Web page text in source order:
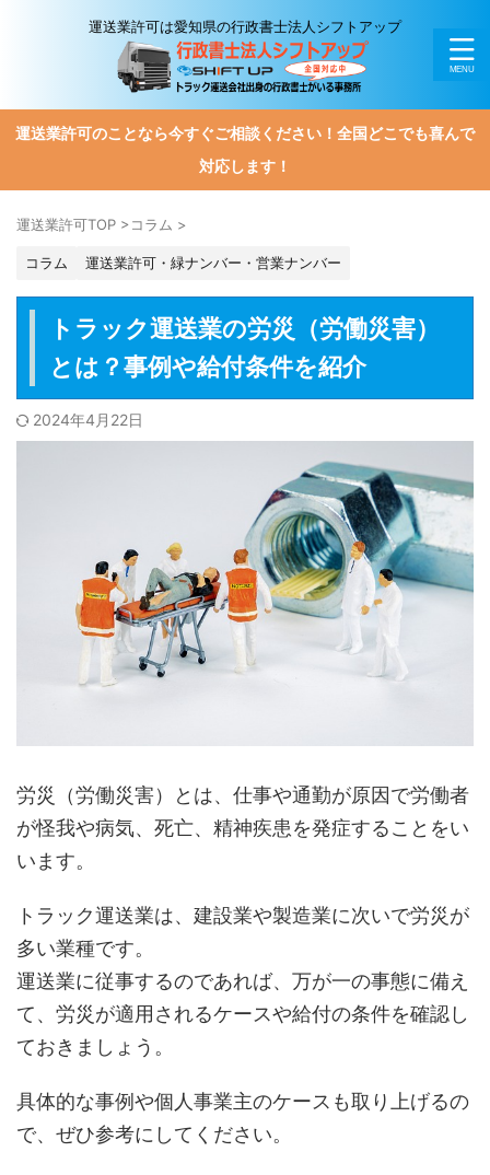
運送業許可は愛知県の行政書士法人シフトアップ
運送業許可のことなら今すぐご相談ください！全国どこでも喜んで
対応します！
運送業許可TOP >コラム >
コラム 運送業許可・緑ナンバー・営業ナンバー
トラック運送業の労災（労働災害）
とは？事例や給付条件を紹介
2024年4月22日
労災（労働災害）とは、仕事や通勤が原因で労働者
が怪我や病気、死亡、精神疾患を発症することをい
います。
トラック運送業は、建設業や製造業に次いで労災が
多い業種です。
運送業に従事するのであれば、万が一の事態に備え
て、労災が適用されるケースや給付の条件を確認し
ておきましょう。
具体的な事例や個人事業主のケースも取り上げるの
で、ぜひ参考にしてください。